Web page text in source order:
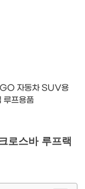
자동차 SUV용
루프용품
로스바 루프랙